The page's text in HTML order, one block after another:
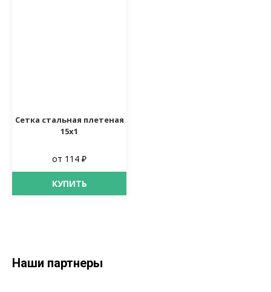
Сетка стальная плетеная
15х1
от 114 ₽
КУПИТЬ
Наши партнеры